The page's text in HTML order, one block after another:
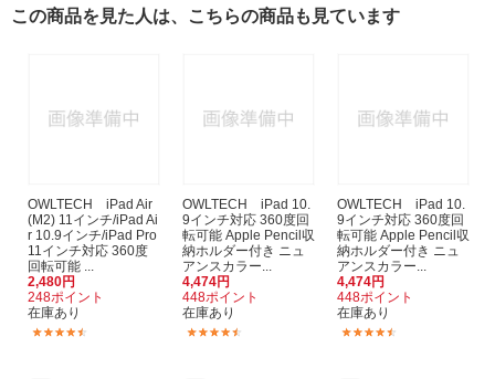
この商品を見た人は、こちらの商品も見ています
OWLTECH iPad Air
(M2) 11インチ/iPad Ai
r 10.9インチ/iPad Pro
11インチ対応 360度
回転可能 ...
2,480円
248ポイント
在庫あり
OWLTECH iPad 10.
9インチ対応 360度回
転可能 Apple Pencil収
納ホルダー付き ニュ
アンスカラー...
4,474円
448ポイント
在庫あり
OWLTECH iPad 10.
9インチ対応 360度回
転可能 Apple Pencil収
納ホルダー付き ニュ
アンスカラー...
4,474円
448ポイント
在庫あり